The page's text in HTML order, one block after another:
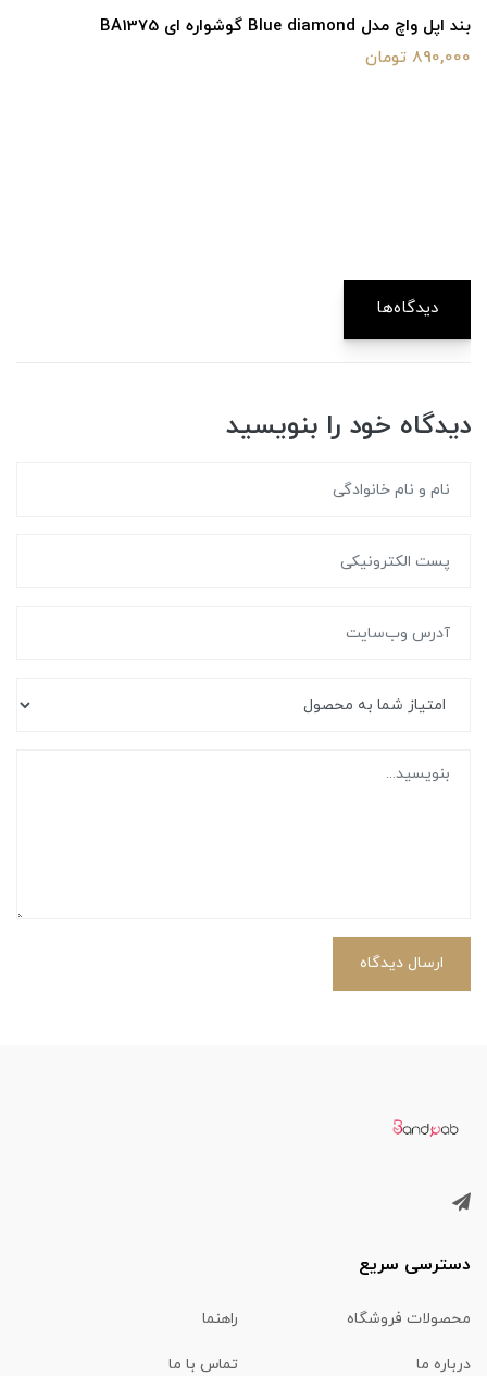
بند اپل واچ مدل Blue diamond گوشواره ای BA1375
890,000 تومان
دیدگاه‌ها
دیدگاه خود را بنویسید
ارسال دیدگاه
دسترسی سریع
محصولات فروشگاه راهنما
درباره ما تماس با ما